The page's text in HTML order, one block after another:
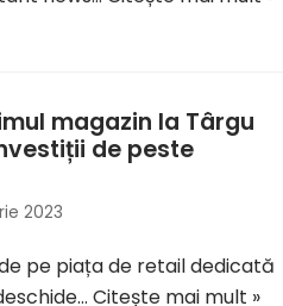
magazin la Târgu
de peste
2023
pe piața de retail dedicată
Citește mai mult »